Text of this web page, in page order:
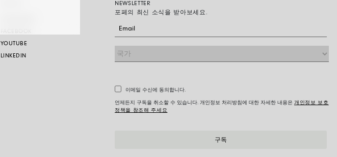
YOUTUBE
LINKEDIN
NEWSLETTER
포페의 최신 소식을 받아보세요.
이메일 수신에 동의합니다.
언제든지 구독을 취소할 수 있습니다. 개인정보 처리방침에 대한 자세한 내용은 개인정보 보호
정책을 참조해 주세요